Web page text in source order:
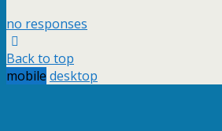
no responses
Back to top
mobile desktop